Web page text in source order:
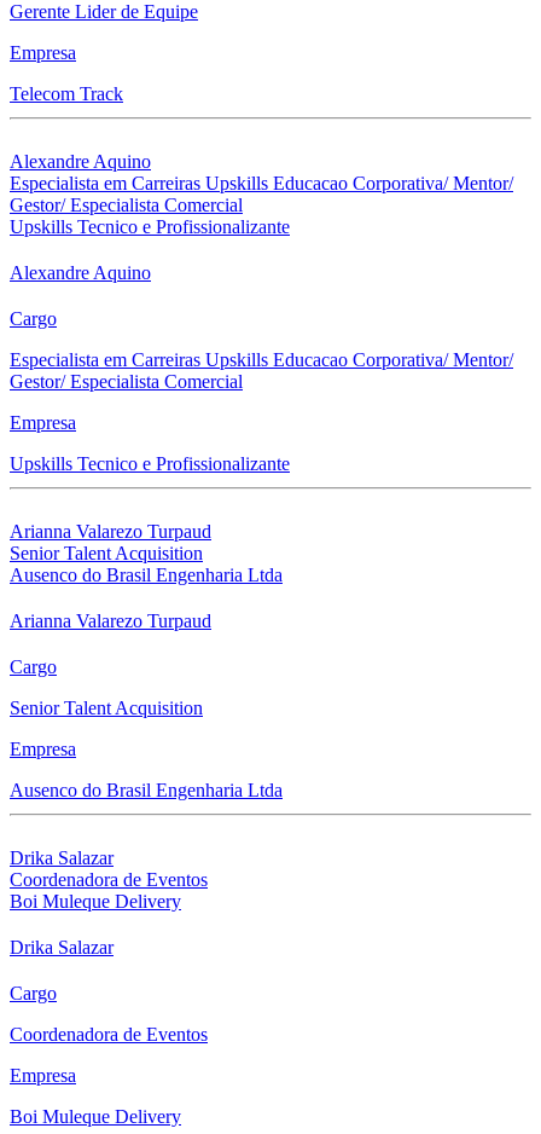
Gerente Lider de Equipe
Empresa
Telecom Track
Alexandre Aquino
Especialista em Carreiras Upskills Educacao Corporativa/ Mentor/
Gestor/ Especialista Comercial
Upskills Tecnico e Profissionalizante
Alexandre Aquino
Cargo
Especialista em Carreiras Upskills Educacao Corporativa/ Mentor/
Gestor/ Especialista Comercial
Empresa
Upskills Tecnico e Profissionalizante
Arianna Valarezo Turpaud
Senior Talent Acquisition
Ausenco do Brasil Engenharia Ltda
Arianna Valarezo Turpaud
Cargo
Senior Talent Acquisition
Empresa
Ausenco do Brasil Engenharia Ltda
Drika Salazar
Coordenadora de Eventos
Boi Muleque Delivery
Drika Salazar
Cargo
Coordenadora de Eventos
Empresa
Boi Muleque Delivery